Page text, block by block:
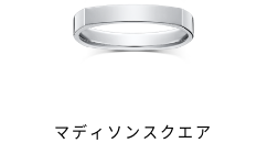
マディソンスクエア